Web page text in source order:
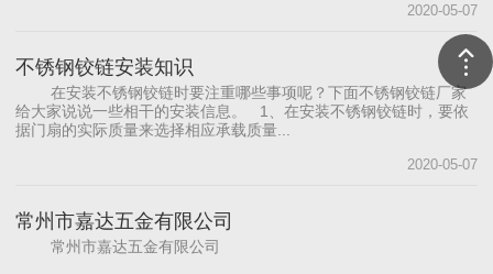
2020-05-07
不锈钢铰链安装知识
在安装不锈钢铰链时要注重哪些事项呢？下面不锈钢铰链厂家
给大家说说一些相干的安装信息。 1、在安装不锈钢铰链时，要依
据门扇的实际质量来选择相应承载质量...
2020-05-07
常州市嘉达五金有限公司
常州市嘉达五金有限公司